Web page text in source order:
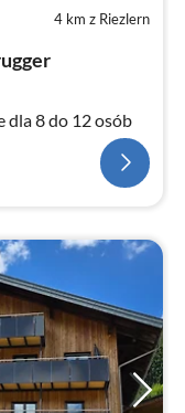
4 km z Riezlern
dla 8 do 12 osób